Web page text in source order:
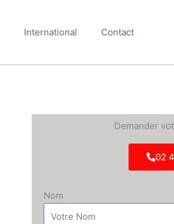
International Contact
Demander
02
Nom